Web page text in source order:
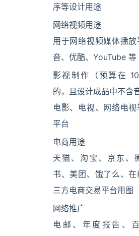
序等设计用途
网络视频用途
用于网络视频媒体播
音、优酷、YouTube 等
影视制作（预算在
的，且设计成品中不含
电影、电视、网络电
平台
电商用途
天猫、淘宝、京东、
书、美团、饿了么、
三方电商交易平台用图
网络推广
电邮、年度报告、